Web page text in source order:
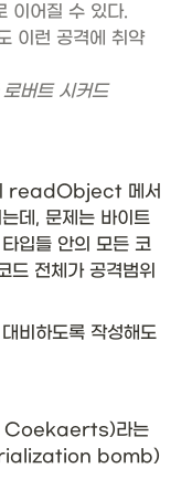
어질 수 있다.
이런 공격에 취약
버트 시커드
readObject 메서
데, 문제는 바이트
입들 안의 모든 코
드 전체가 공격범위
비하도록 작성해도
Coekaerts)라는
bomb)